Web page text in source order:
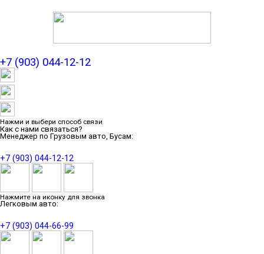
+7 (903) 044-12-12
Нажми и выбери способ связи
Как с нами связаться?
Менеджер по Грузовым авто, Бусам:
+7 (903) 044-12-12
Нажмите на иконку для звонка
Легковым авто:
+7 (903) 044-66-99